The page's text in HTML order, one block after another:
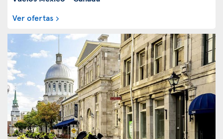
Ver ofertas